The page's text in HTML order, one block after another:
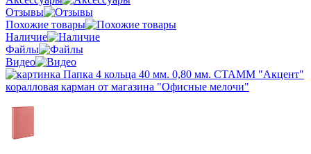
Отзывы
Похожие товары
Наличие
Файлы
Видео